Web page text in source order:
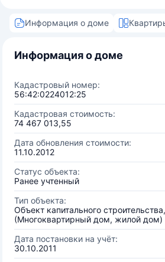
Информация о доме
Информация о доме
Кадастровый номер:
56:42:0224012:25
Кадастровая стоимость:
74 467 013,55
Дата обновления стоимости:
11.10.2012
Статус объекта:
Ранее учтенный
Тип объекта:
Объект капитального
(Многоквартирный дом, жилой дом)
Дата постановки на учёт:
30.10.2011